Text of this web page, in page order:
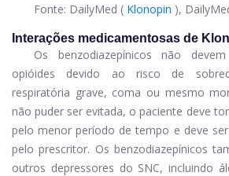
Fonte: DailyMed ( Klonopin ),
Interações medicamentosas de
Os benzodiazepínicos não
opióides devido ao risco de
respiratória grave, coma ou mesmo
não puder ser evitada, o paciente deve
pelo menor período de tempo e deve
pelo prescritor. Os benzodiazepínicos
outros depressores do SNC, incluindo